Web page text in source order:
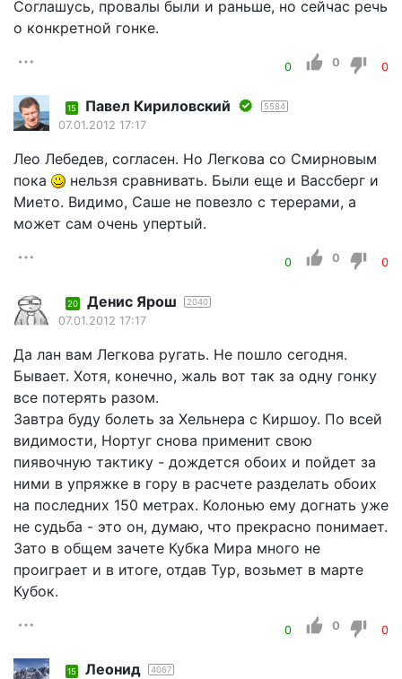
Соглашусь, провалы были и раньше, но сейчас речь
о конкретной гонке.
0 0 0
15 Павел Кириловский 5584
07.01.2012 17:17
Лео Лебедев, согласен. Но Легкова со Смирновым
пока
нельзя сравнивать. Были еще и Вассберг и
Мието. Видимо, Саше не повезло с терерами, а
может сам очень упертый.
0 0 0
20 Денис Ярош 2040
07.01.2012 17:17
Да лан вам Легкова ругать. Не пошло сегодня.
Бывает. Хотя, конечно, жаль вот так за одну гонку
все потерять разом.
Завтра буду болеть за Хельнера с Киршоу. По всей
видимости, Нортуг снова применит свою
пиявочную тактику - дождется обоих и пойдет за
ними в упряжке в гору в расчете разделать обоих
на последних 150 метрах. Колонью ему догнать уже
не судьба - это он, думаю, что прекрасно понимает.
Зато в общем зачете Кубка Мира много не
проиграет и в итоге, отдав Тур, возьмет в марте
Кубок.
0 0 0
15 Леонид 4067